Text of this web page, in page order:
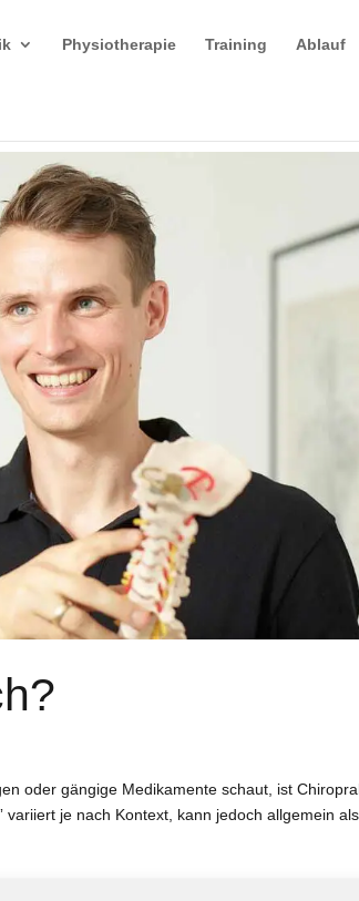
Physiotherapie Training Ablauf
oder gängige Medikamente schaut, ist
je nach Kontext, kann jedoch allgemein als